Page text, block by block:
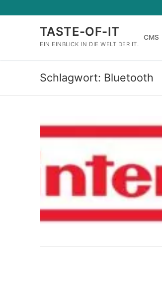
Inhalt
TASTE-OF-IT
EIN EINBLICK IN DIE WELT DER IT.
CMS
Schlagwort: Bluetooth